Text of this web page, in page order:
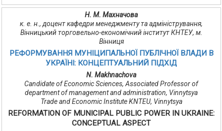
Н. М. Махначова
к. е. н., доцент кафедри менеджменту та адміністрування,
Вінницький торговельно-економічний інститут КНТЕУ, м.
Вінниця
РЕФОРМУВАННЯ МУНІЦИПАЛЬНОЇ ПУБЛІЧНОЇ ВЛАДИ В
УКРАЇНІ: КОНЦЕПТУАЛЬНИЙ ПІДХІД
N. Makhnachova
Candidate of Economic Sciences, Associated Professor of
department of management and administration, Vinnytsya
Trade and Economic Institute KNTEU, Vinnytsya
REFORMATION OF MUNICIPAL PUBLIC POWER IN UKRAINE:
CONCEPTUAL ASPECT